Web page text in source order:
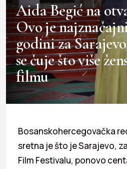
Aida Begić na
Ovo je
godini za
se čuje što više
filmu
Bosanskohercegovačka
sretna je što je Sarajevo,
Film Festivalu, ponovo